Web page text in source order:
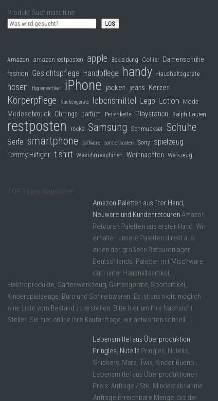
Produkt Suchmaschine
LOS
Amazon amazon restposten apple Bekleidung Collier Damenschuhe
fashion Gesichtspflege Handpflege handy Haushaltsgeräte
hosen Hygieneartikel iPhone jacken jeans Kerzen
Körperpflege Küchengeräte lebensmittel Lego Lotion Mode
Modeschmuck Ohrringe parfüm Perlenkette Playstation Ralph Lauren
restposten röcke Samsung Schmuckset Schuhe
Seife smartphone software sonderposten Sony spielzeug
Tommy Hilfiger t shirt Waschmaschinen Weihnachten Werkzeug
Amazon Paletten aus 1ter Hand,
Neuware und Kundenretouren Amazon
Retouren Paletten aus erster Hand. Wir
erhalten unsere Paletten direkt aus
einen der großehn Retourenlager
Deutschlands. Paletten mit Mischware
dat´runter Haushaltsartikel,
Elektroprodukte, Gartenwerkzeug, Gartengeräte, Sportartikel,
Kinderspielzeuge, Büro und Schreibwaren. Es ist uns nicht möglich
eine Liste vom Bestand zu erstellen. Bitte hier um Ihre Nachsicht.
Stellen Sie hier online Ihre Kaufanfrage, wir antworten schnell ...
Lebensmittel aus Überproduktion
Pringles, Nutella Pringles, Nutella,
Snickers, Mars, Twix, Kinder Bueno -
Lebensmittel aus Überproduktionen
Preis: Anfrage / Stk. Mindestabnahme:
Anfrage Erreichbare Menge: bis der